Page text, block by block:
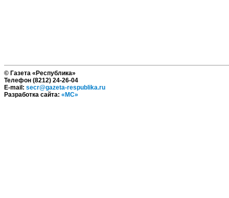
© Газета «Республика»
Телефон (8212) 24-26-04
E-mail: secr@gazeta-respublika.ru
Разработка сайта: «МС»